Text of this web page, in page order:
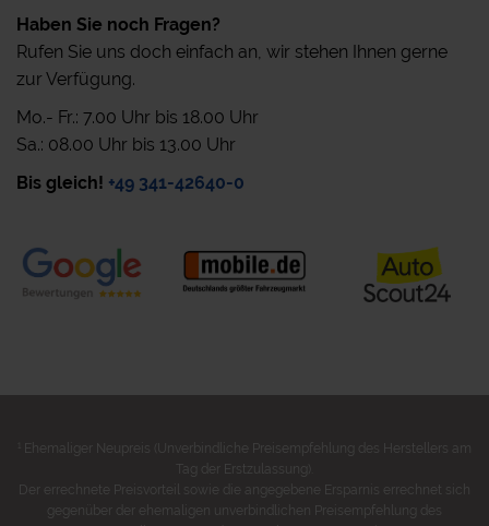
Haben Sie noch Fragen?
Rufen Sie uns doch einfach an, wir stehen Ihnen gerne
zur Verfügung.
Mo.- Fr.: 7.00 Uhr bis 18.00 Uhr
Sa.: 08.00 Uhr bis 13.00 Uhr
Bis gleich! +49 341-42640-0
Ehemaliger Neupreis (Unverbindliche Preisempfehlung des Herstellers am
Tag der Erstzulassung).
Der errechnete Preisvorteil sowie die angegebene Ersparnis errechnet sich
gegenüber der ehemaligen unverbindlichen Preisempfehlung des